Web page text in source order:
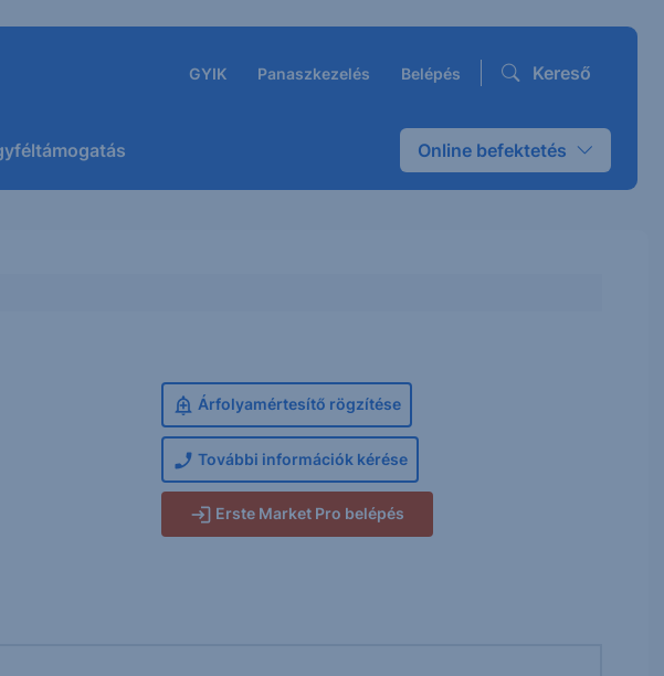
GYIK Panaszkezelés Belépés Kereső
Online befektetés
Árfolyamértesítő rögzítése
További információk kérése
Erste Market Pro belépés